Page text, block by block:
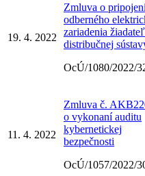
19. 4. 2022
Zmluva o
odberného
zariadenia
distribučnej
OcÚ/1080/2022/
11. 4. 2022
Zmluva č.
o vykonaní auditu
kybernetickej
bezpečnosti
OcÚ/1057/2022/